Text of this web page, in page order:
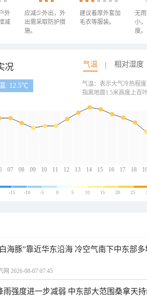
外
减
应减少外出，外
出需采取防护措
施。
建议着厚外套加
毛衣等服装。
无
小
度。
况 气温 相对湿度
: 12.5℃
07 08 09 10 11 12 13 14 15 16 17 18
气温：表示大气冷热程
指离地面1.5米高度上百
-15 -10 -5 0 5 10 15 20 25
海豚”靠近华东沿海 冷空气南下中东部
网 2026-08-07 07:45
雨强度进一步减弱 中东部大范围桑拿天